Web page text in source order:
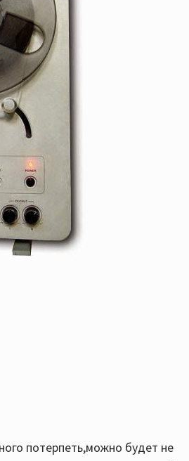
потерпеть,можно будет не